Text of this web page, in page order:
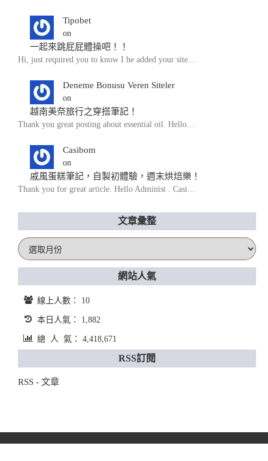
Tipobet
on
一起來跳屁屁體操吧！！
Hi, just required you to know I he added your site…
Deneme Bonusu Veren Siteler
on
越南美奈旅行之穿搭筆記！
Thank you great posting about essential oil. Hello…
Casibom
on
戚風蛋糕筆記，自製初體驗，週末烘焙樂！
Thank you for great article. Hello Administ . Casi…
文章彙整
文
章
彙
網站人氣
線上人數： 10
本日人氣： 1,882
總 人 氣： 4,418,671
RSS訂閱
RSS - 文章